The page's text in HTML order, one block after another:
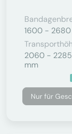
1600 -
2060 -
mm
Nur für